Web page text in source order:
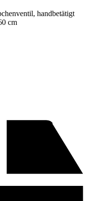
handbetätigt
cm